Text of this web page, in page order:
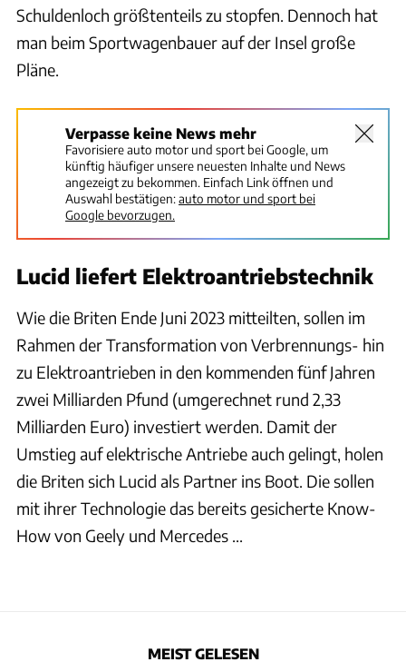
Schuldenloch größtenteils zu stopfen. Dennoch hat
man beim Sportwagenbauer auf der Insel große
Pläne.
Verpasse keine News mehr
Favorisiere auto motor und sport bei Google, um
künftig häufiger unsere neuesten Inhalte und News
angezeigt zu bekommen. Einfach Link öffnen und
Auswahl bestätigen:auto motor und sport bei
Google bevorzugen.
Lucid liefert Elektroantriebstechnik
Wie die Briten Ende Juni 2023 mitteilten, sollen im
Rahmen der Transformation von Verbrennungs- hin
zu Elektroantrieben in den kommenden fünf Jahren
zwei Milliarden Pfund (umgerechnet rund 2,33
Milliarden Euro) investiert werden. Damit der
Umstieg auf elektrische Antriebe auch gelingt, holen
die Briten sich Lucid als Partner ins Boot. Die sollen
mit ihrer Technologie das bereits gesicherte Know-
How von Geely und Mercedes ...
MEIST GELESEN